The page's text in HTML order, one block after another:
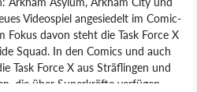
Videospiel angesiedelt im Comic-
Fokus davon steht die Task Force X
Squad. In den Comics und auch
Task Force X aus Sträflingen und
die über Superkräfte verfügen